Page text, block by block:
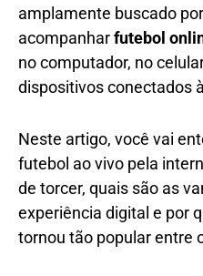
amplamente buscado
acompanharfutebol
no computador, no
dispositivos conectados
Neste artigo, você vai
futebol ao vivo pela
de torcer, quais são as
experiência digital e por
tornou tão popular entre